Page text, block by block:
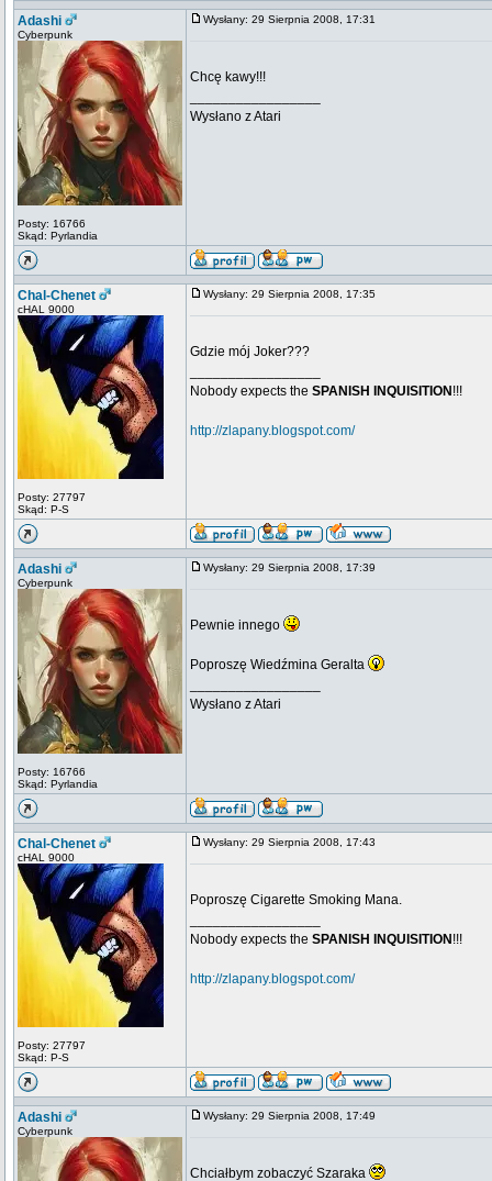
Adashi
Cyberpunk
Posty: 16766
Skąd: Pyrlandia
Wysłany: 29 Sierpnia 2008, 17:31
Chcę kawy!!!
Wysłano z Atari
Chal-Chenet
cHAL 9000
Posty: 27797
Skąd: P-S
Wysłany: 29 Sierpnia 2008, 17:35
Gdzie mój Joker???
Nobody expects the SPANISH INQUISITION !!!
http://zlapany.blogspot.com/
Adashi
Cyberpunk
Posty: 16766
Skąd: Pyrlandia
Wysłany: 29 Sierpnia 2008, 17:39
Pewnie innego
Poproszę Wiedźmina Geralta
Wysłano z Atari
Chal-Chenet
cHAL 9000
Posty: 27797
Skąd: P-S
Wysłany: 29 Sierpnia 2008, 17:43
Poproszę Cigarette Smoking Mana.
Nobody expects the SPANISH INQUISITION !!!
http://zlapany.blogspot.com/
Adashi
Cyberpunk
Wysłany: 29 Sierpnia 2008, 17:49
Chciałbym zobaczyć Szaraka